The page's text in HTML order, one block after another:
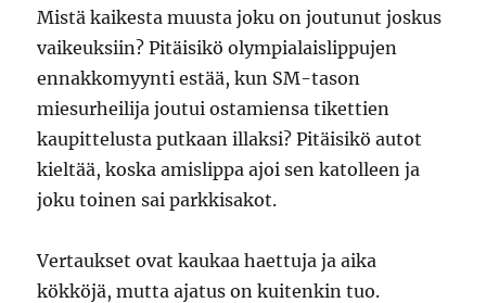
Mistä kaikesta muusta joku on joutunut joskus
vaikeuksiin? Pitäisikö olympialaislippujen
ennakkomyynti estää, kun SM-tason
miesurheilija joutui ostamiensa tikettien
kaupittelusta putkaan illaksi? Pitäisikö autot
kieltää, koska amislippa ajoi sen katolleen ja
joku toinen sai parkkisakot.
Vertaukset ovat kaukaa haettuja ja aika
kökköjä, mutta ajatus on kuitenkin tuo.